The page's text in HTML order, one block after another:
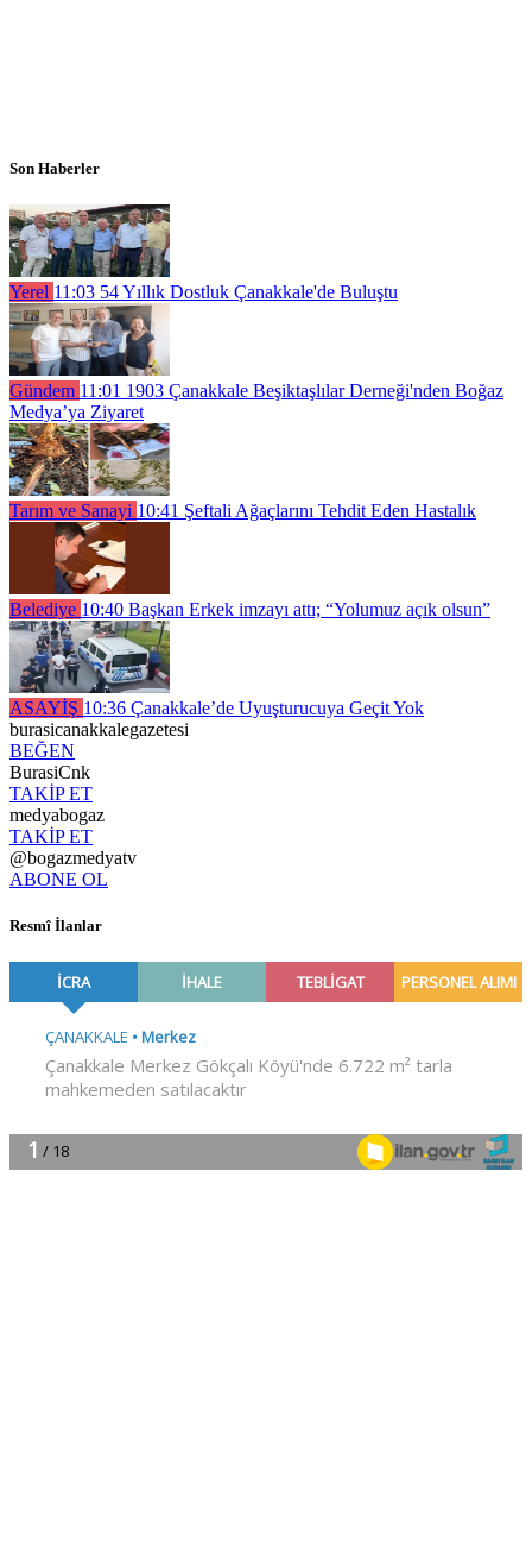
Son Haberler
Yerel 11:03 54 Yıllık Dostluk Çanakkale'de Buluştu
Gündem 11:01 1903 Çanakkale Beşiktaşlılar Derneği'nden Boğaz
Medya’ya Ziyaret
Tarım ve Sanayi 10:41 Şeftali Ağaçlarını Tehdit Eden Hastalık
Belediye 10:40 Başkan Erkek imzayı attı; “Yolumuz açık olsun”
ASAYİŞ 10:36 Çanakkale’de Uyuşturucuya Geçit Yok
burasicanakkalegazetesi
BEĞEN
BurasiCnk
TAKİP ET
medyabogaz
TAKİP ET
@bogazmedyatv
ABONE OL
Resmî İlanlar